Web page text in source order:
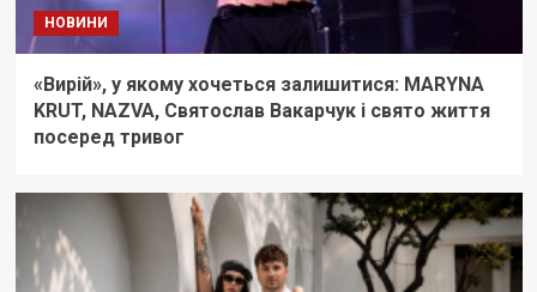
НОВИНИ
«Вирій», у якому хочеться залишитися: MARYNA
KRUT, NAZVA, Святослав Вакарчук і свято життя
посеред тривог